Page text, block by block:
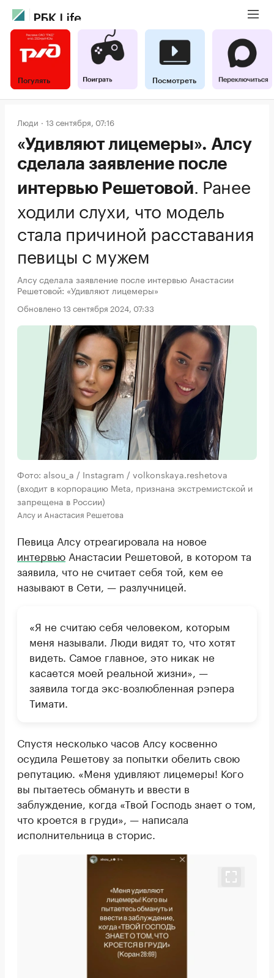
Погулять Посмотреть
Люди 13 сентября, 07:16
«Удивляют лицемеры». Алсу
сделала заявление после
интервью Решетовой. Ранее
ходили слухи, что модель
стала причиной расставания
певицы с мужем
Алсу сделала заявление после интервью Анастасии
Решетовой: «Удивляют лицемеры»
Обновлено 13 сентября 2024, 07:33
Фото: alsou_a / Instagram / volkonskaya.reshetova
(входит в корпорацию Meta, признана экстремистской и
запрещена в России)
Алсу и Анастасия Решетова
Певица Алсу отреагировала на новое
интервью Анастасии Решетовой, в котором та
заявила, что не считает себя той, кем ее
называют в Сети, — разлучницей.
«Я не считаю себя человеком, которым
меня называли. Люди видят то, что хотят
видеть. Самое главное, это никак не
касается моей реальной жизни», —
заявила тогда экс-возлюбленная рэпера
Тимати.
Спустя несколько часов Алсу косвенно
осудила Решетову за попытки обелить свою
репутацию. «Меня удивляют лицемеры! Кого
вы пытаетесь обмануть и ввести в
заблуждение, когда «Твой Господь знает о том,
что кроется в груди», — написала
исполнительница в сторис.